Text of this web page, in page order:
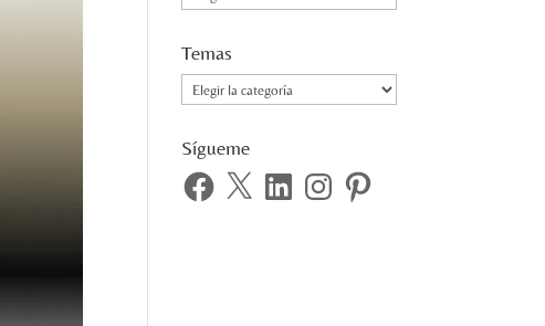
Temas
Temas
Sígueme
Facebook
X LinkedInInstagramPinterest